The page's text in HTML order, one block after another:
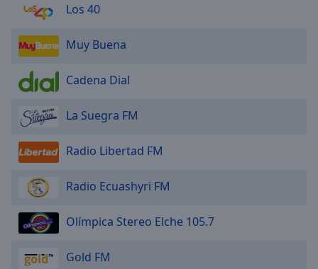
Caption
Area
Background
Color
Opacity
Style
Los 40
Muy Buena
Cadena Dial
La Suegra FM
Radio Libertad FM
Radio Ecuashyri FM
Olímpica Stereo Elche 105.7
Gold FM